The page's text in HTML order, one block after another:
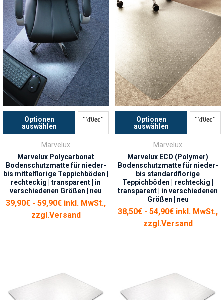
Optionen
auswählen
Marvelux
Marvelux Polycarbonat
Bodenschutzmatte für nieder-
bis mittelflorige Teppichböden |
rechteckig | transparent | in
verschiedenen Größen | neu
39,90€ - 59,90€ inkl. MwSt.,
zzgl.Versand
Optionen
auswählen
Marvelux
Marvelux ECO (Polymer)
Bodenschutzmatte für nieder-
bis standardflorige
Teppichböden | rechteckig |
transparent | in verschiedenen
Größen | neu
38,50€ - 54,90€ inkl. MwSt.,
zzgl.Versand